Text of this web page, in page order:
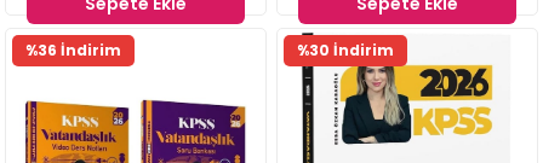
%36 İndirim %30 İndirim